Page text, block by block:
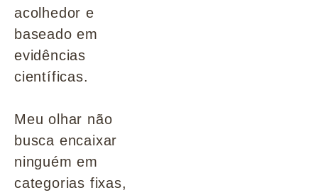
acolhedor e
baseado em
evidências
científicas.
Meu olhar não
busca encaixar
ninguém em
categorias fixas,